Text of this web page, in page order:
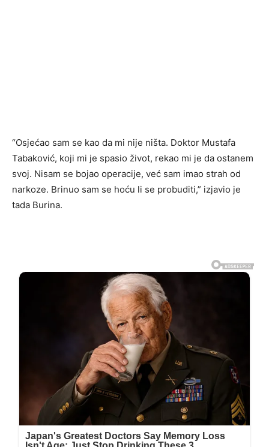
“Osjećao sam se kao da mi nije ništa. Doktor Mustafa
Tabaković, koji mi je spasio život, rekao mi je da ostanem
svoj. Nisam se bojao operacije, već sam imao strah od
narkoze. Brinuo sam se hoću li se probuditi,” izjavio je
tada Burina.